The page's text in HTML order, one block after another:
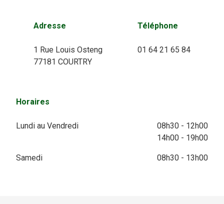
Adresse
1 Rue Louis Osteng
77181 COURTRY
Téléphone
01 64 21 65 84
Horaires
Lundi au Vendredi
08h30 - 12h00
14h00 - 19h00
Samedi 08h30 - 13h00